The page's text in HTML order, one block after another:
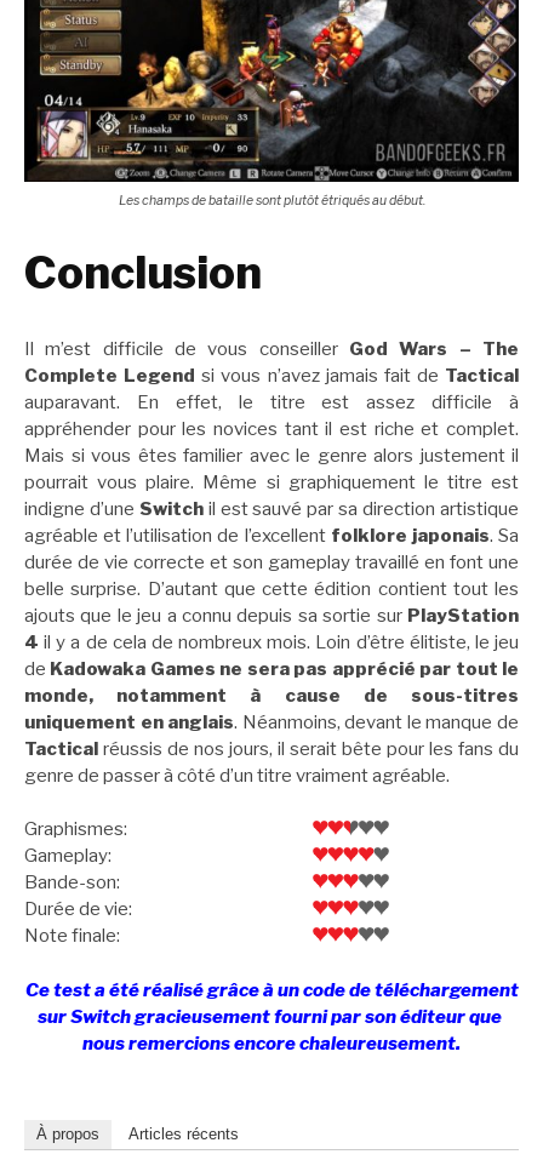
Les champs de bataille sont plutôt étriqués au début.
Conclusion
Il m’est difficile de vous conseiller God Wars – The
Complete Legend si vous n’avez jamais fait de Tactical
auparavant. En effet, le titre est assez difficile à
appréhender pour les novices tant il est riche et complet.
Mais si vous êtes familier avec le genre alors justement il
pourrait vous plaire. Même si graphiquement le titre est
indigne d’une Switchil est sauvé par sa direction artistique
agréable et l’utilisation de l’excellent folklore japonais. Sa
durée de vie correcte et son gameplay travaillé en font une
belle surprise. D’autant que cette édition contient tout les
ajouts que le jeu a connu depuis sa sortie sur PlayStation
4 il y a de cela de nombreux mois. Loin d’être élitiste, le jeu
de Kadowaka Games ne sera pas apprécié par tout le
monde, notamment à cause de sous-titres
uniquement en anglais. Néanmoins, devant le manque de
Tactical réussis de nos jours, il serait bête pour les fans du
genre de passer à côté d’un titre vraiment agréable.
Graphismes:
Gameplay:
Bande-son:
Durée de vie:
Note finale:
Ce test a été réalisé grâce à un code de téléchargement
sur Switch gracieusement fourni par son éditeur que
nous remercions encore chaleureusement.
À propos Articles récents